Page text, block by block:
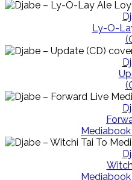
Ly-O-
Mediabook
Mediabook